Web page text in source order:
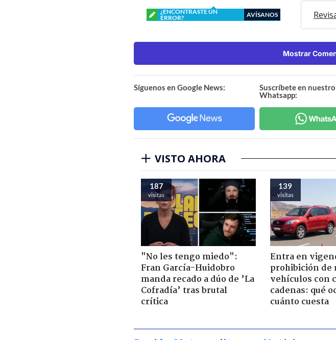
¿ENCONTRASTE UN
ERROR?
AVÍSANOS
Mostrar
Síguenos en Google News:
Suscríbete en
Whatsapp:
VISTO AHORA
187
visitas
"No les tengo miedo":
Fran García-Huidobro
manda recado a dúo de ’La
Cofradía’ tras brutal
crítica
139
visitas
Entra en
prohibición de
vehículos con
cadenas: qué
cuánto cuesta